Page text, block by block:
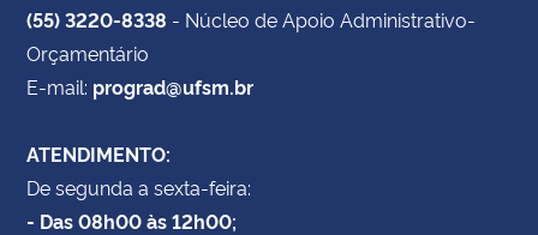
(55) 3220-8338 - Núcleo de Apoio Administrativo-
Orçamentário
E-mail: prograd@ufsm.br
ATENDIMENTO:
De segunda a sexta-feira:
- Das 08h00 às 12h00;